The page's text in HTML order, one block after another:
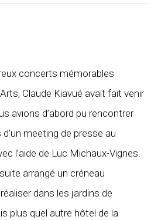
concerts mémorables
Claude Kiavué avait fait venir
avions d’abord pu rencontrer
meeting de presse au
l’aide de Luc Michaux-Vignes.
arrangé un créneau
dans les jardins de
plus quel autre hôtel de la